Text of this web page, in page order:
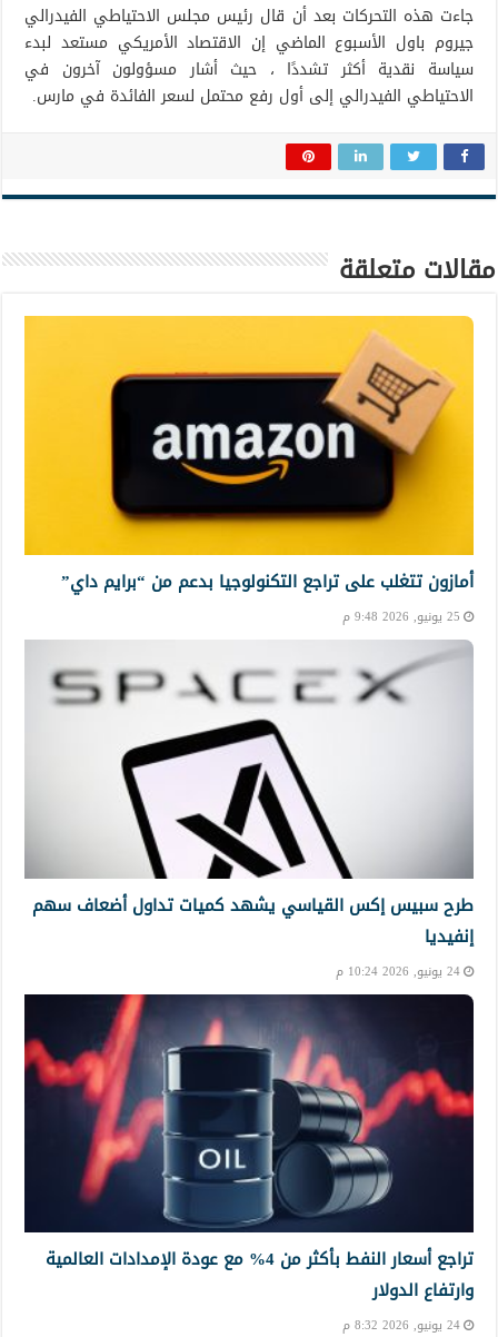
جاءت هذه التحركات بعد أن قال رئيس مجلس الاحتياطي الفيدرالي
جيروم باول الأسبوع الماضي إن الاقتصاد الأمريكي مستعد لبدء
سياسة نقدية أكثر تشددًا ، حيث أشار مسؤولون آخرون في
الاحتياطي الفيدرالي إلى أول رفع محتمل لسعر الفائدة في مارس.
مقالات متعلقة
أمازون تتغلب على تراجع التكنولوجيا بدعم من “برايم داي”
25 يونيو, 2026 9:48 م
طرح سبيس إكس القياسي يشهد كميات تداول أضعاف سهم
إنفيديا
24 يونيو, 2026 10:24 م
تراجع أسعار النفط بأكثر من 4% مع عودة الإمدادات العالمية
وارتفاع الدولار
24 يونيو, 2026 8:32 م